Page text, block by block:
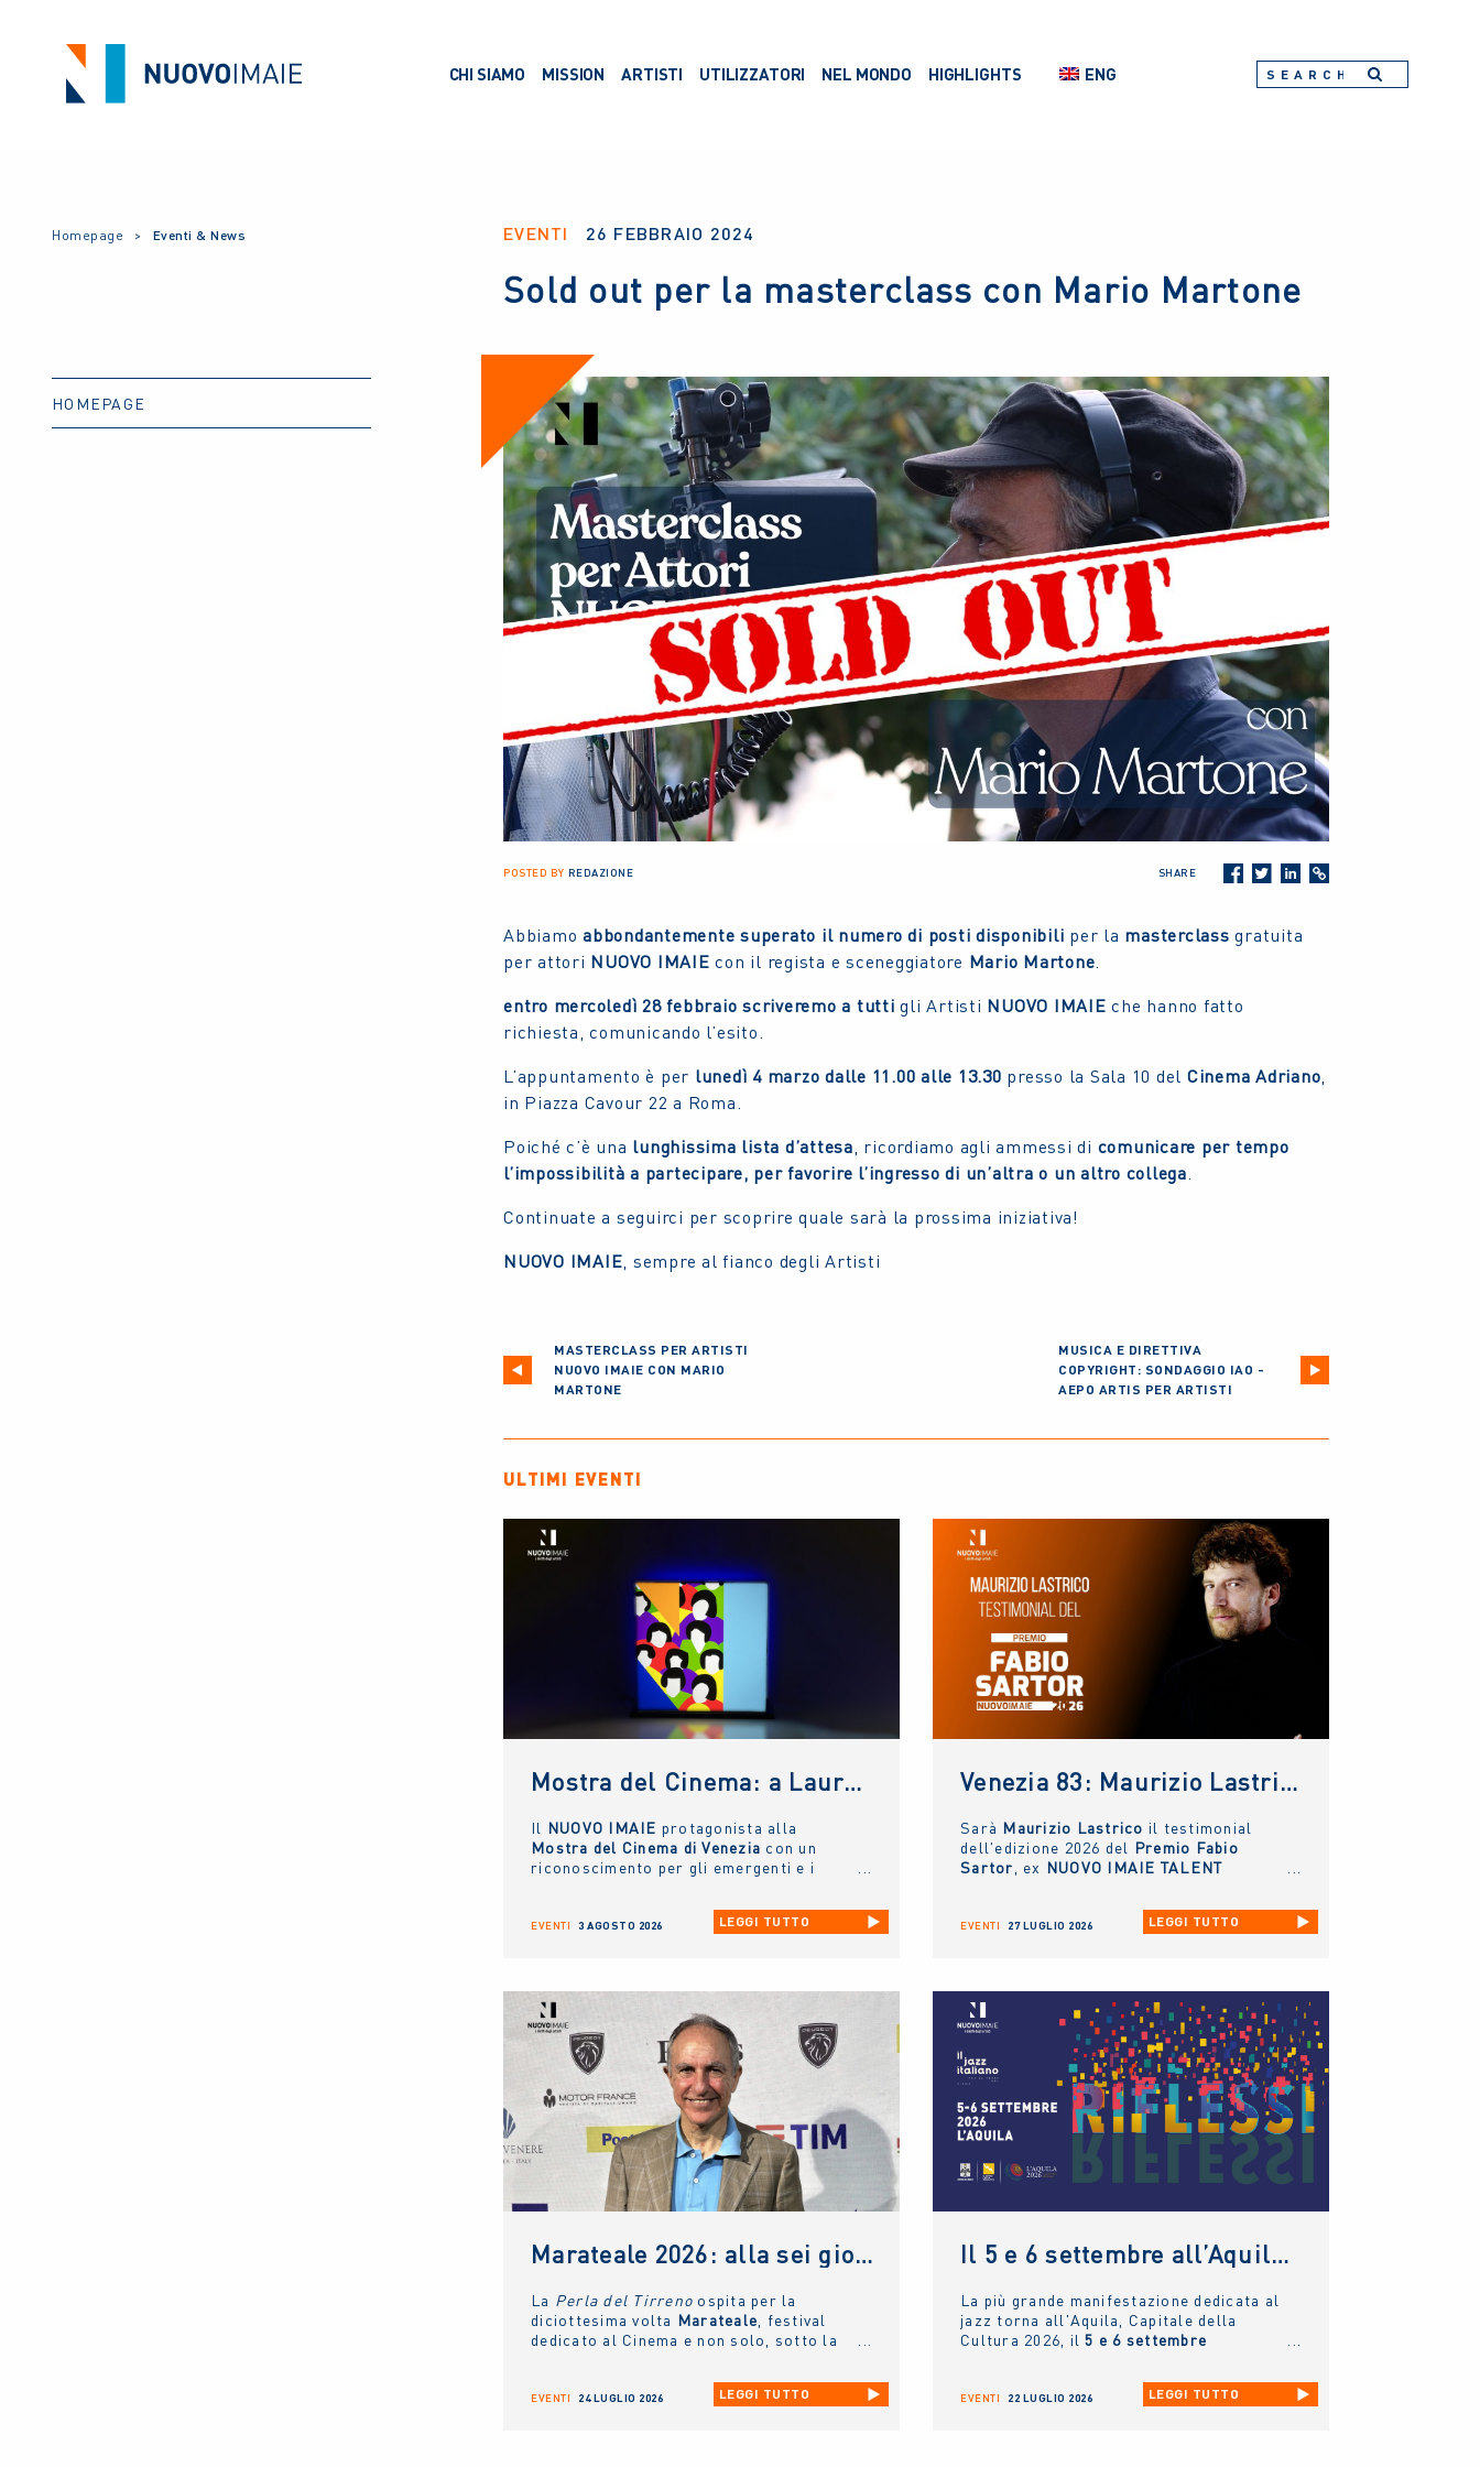
CHI SIAMO MISSION ARTISTI UTILIZZATORI NEL MONDO HIGHLIGHTS ENG
Homepage Eventi & News
HOMEPAGE
EVENTI 26 FEBBRAIO 2024
Sold out per la masterclass con Mario Martone
POSTED BY REDAZIONE SHARE
Abbiamo abbondantemente superato il numero di posti disponibili per la masterclass gratuita
per attori NUOVO IMAIE con il regista e sceneggiatore Mario Martone
entro mercoledì 28 febbraio scriveremo a tutti gli Artisti NUOVO IMAIE che hanno fatto
richiesta, comunicando l’esito.
L’appuntamento è per lunedì 4 marzo dalle 11.00 alle 13.30 presso la Sala 10 del Cinema Adriano
in Piazza Cavour 22 a Roma.
Poiché c’è una lunghissima lista d’attesa , ricordiamo agli ammessi di comunicare per tempo
l’impossibilità a partecipare, per favorire l’ingresso di un’altra o un altro collega
Continuate a seguirci per scoprire quale sarà la prossima iniziativa!
NUOVO IMAIE , sempre al fianco degli Artisti
MASTERCLASS PER ARTISTI
NUOVO IMAIE CON MARIO
MARTONE
MUSICA E DIRETTIVA
COPYRIGHT: SONDAGGIO IAO -
AEPO ARTIS PER ARTISTI
ULTIMI EVENTI
Mostra del Cinema: a Laura Morante, Stefania Rocca, Claudio Amendola e Sergio Rubini i Premi alla Carriera NUOVO IMAIE. Al Lido anche un riconoscimento ai giovani
Il NUOVO IMAIE protagonista alla
Mostra del Cinema di Venezia con un
riconoscimento per gli emergenti e i
protagonisti del Cinema Italiano.
EVENTI 3 AGOSTO 2026 LEGGI TUTTO
Venezia 83: Maurizio Lastrico testimonial del Premio NUOVO IMAIE Fabio Sartor
Sarà Maurizio Lastrico il testimonial
dell'edizione 2026 del Premio Fabio
Sartor , ex NUOVO IMAIE TALENT
alla Mostra del Cinema di Venezia, che
la collecting assegna per valorizzare il
EVENTI 27 LUGLIO 2026 LEGGI TUTTO
Marateale 2026: alla sei giorni dedicati al cinema e non solo, la masterclass del NUOVO IMAIE
La Perla del Tirreno ospita per la
diciottesima volta Marateale , festival
dedicato al Cinema e non solo, sotto la
Antonella Caramia.
Fino a domani proiezioni, eventi e
EVENTI 24 LUGLIO 2026 LEGGI TUTTO
Il 5 e 6 settembre all’Aquila torna il Jazz Italiano per le Terre del Sisma: il NUOVO IMAIE c’è
La più grande manifestazione dedicata al
jazz torna all'Aquila, Capitale della
Cultura 2026, il 5 e 6 settembre
EVENTI 22 LUGLIO 2026 LEGGI TUTTO